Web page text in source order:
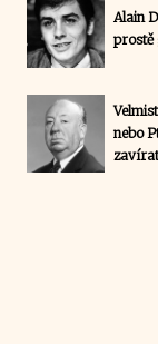
Alain
prostě
nebo